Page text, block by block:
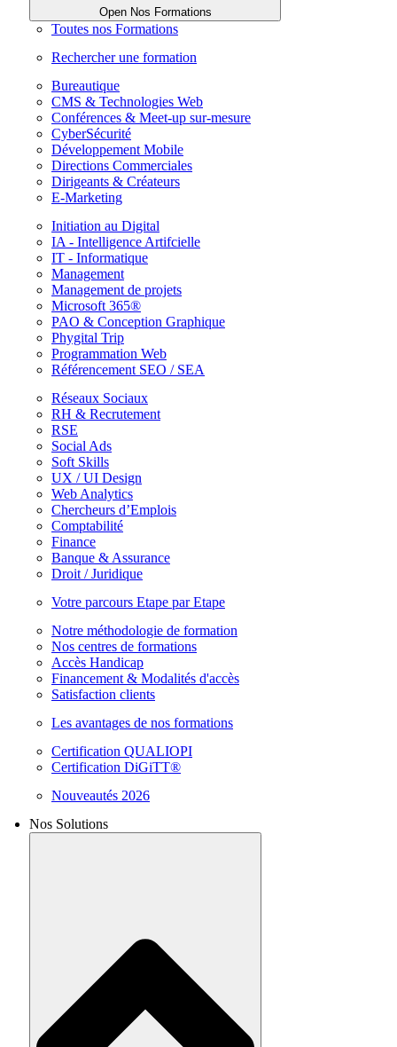
Open Nos Formations
Toutes nos Formations
Rechercher une formation
Bureautique
CMS & Technologies Web
Conférences & Meet-up sur-mesure
CyberSécurité
Développement Mobile
Directions Commerciales
Dirigeants & Créateurs
E-Marketing
Initiation au Digital
IA - Intelligence Artifcielle
IT - Informatique
Management
Management de projets
Microsoft 365®
PAO & Conception Graphique
Phygital Trip
Programmation Web
Référencement SEO / SEA
Réseaux Sociaux
RH & Recrutement
RSE
Social Ads
Soft Skills
UX / UI Design
Web Analytics
Chercheurs d’Emplois
Comptabilité
Finance
Banque & Assurance
Droit / Juridique
Votre parcours Etape par Etape
Notre méthodologie de formation
Nos centres de formations
Accès Handicap
Financement & Modalités d'accès
Satisfaction clients
Les avantages de nos formations
Certification QUALIOPI
Certification DiGiTT®
Nouveautés 2026
Nos Solutions